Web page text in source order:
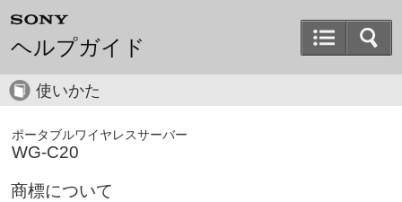
ヘルプガイド
使いかた
ポータブルワイヤレスサーバー
WG-C20
商標について